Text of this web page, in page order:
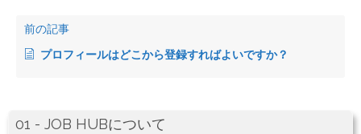
01 - JOB HUBについて
前の記事
プロフィールはどこから登録すればよいですか？